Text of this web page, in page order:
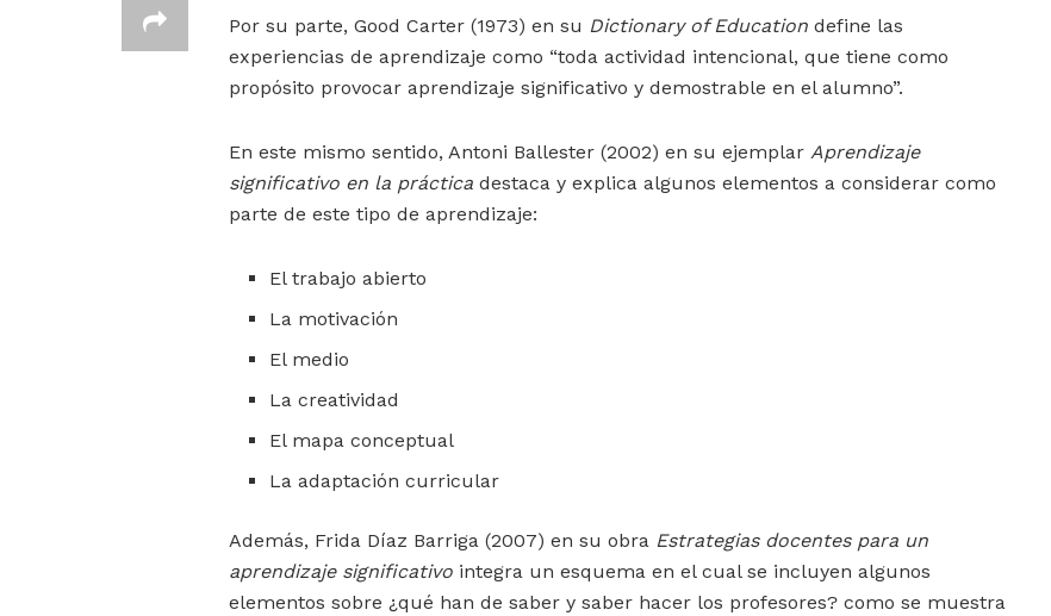
Por su parte, Good Carter (1973) en su Dictionary of Education define las
experiencias de aprendizaje como “toda actividad intencional, que tiene como
propósito provocar aprendizaje significativo y demostrable en el alumno”.
En este mismo sentido, Antoni Ballester (2002) en su ejemplar Aprendizaje
significativo en la práctica destaca y explica algunos elementos a considerar como
parte de este tipo de aprendizaje:
El trabajo abierto
La motivación
El medio
La creatividad
El mapa conceptual
La adaptación curricular
Además, Frida Díaz Barriga (2007) en su obra Estrategias docentes para un
aprendizaje significativo integra un esquema en el cual se incluyen algunos
elementos sobre ¿qué han de saber y saber hacer los profesores? como se muestra